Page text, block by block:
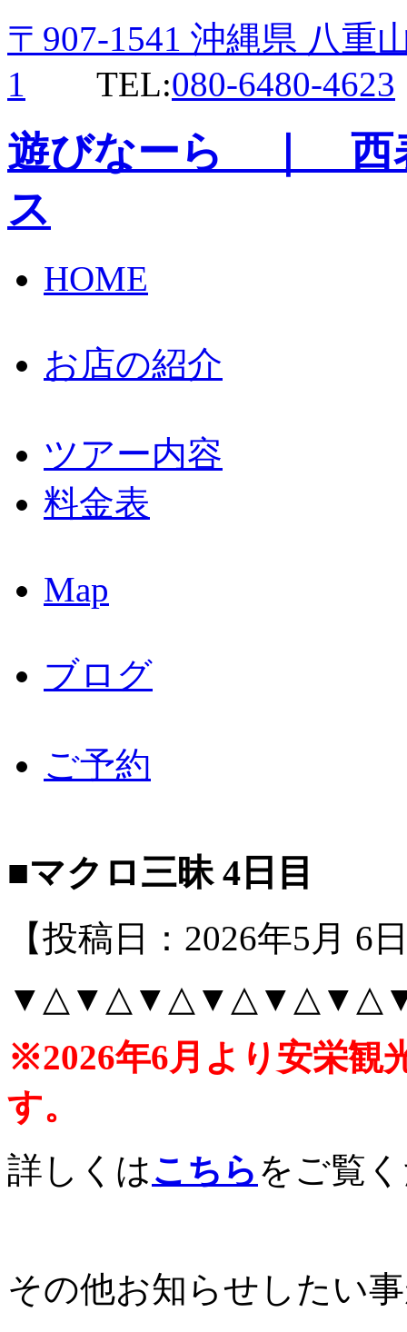
〒907-1541 沖縄県 八重
1 TEL:080-6480-4623
遊びなーら ｜ 西
ス
HOME
お店の紹介
ツアー内容
料金表
Map
ブログ
ご予約
■マクロ三昧 4日目
【投稿日：2026年5月 6
※2026年6月より安栄観
す。
詳しくはこちら をご覧
その他お知らせしたい